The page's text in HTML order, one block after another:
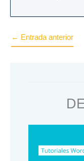
← Entrada anterior